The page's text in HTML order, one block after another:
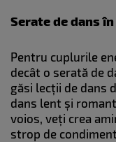
Serate de dans
Pentru cuplurile
decât o serată de
găsi lecții de dans
dans lent și
voios, veți crea
strop de